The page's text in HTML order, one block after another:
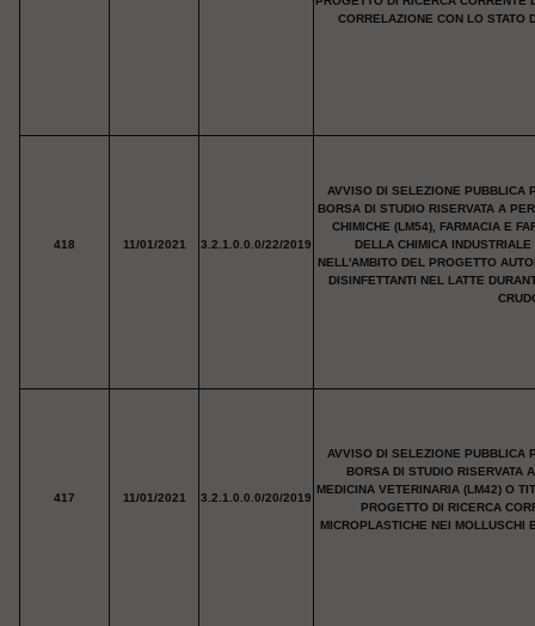
CORRELAZIONE CON LO STATO
418 11/01/2021 3.2.1.0.0.0/22/2019
AVVISO DI SELEZIONE PUBBLICA
BORSA DI STUDIO RISERVATA A
CHIMICHE (LM54), FARMACIA E
DELLA CHIMICA
NELL'AMBITO DEL PROGETTO
DISINFETTANTI NEL LATTE
417 11/01/2021 3.2.1.0.0.0/20/2019
AVVISO DI SELEZIONE PUBBLICA
BORSA DI STUDIO RISERVATA
MEDICINA VETERINARIA (LM42) O
PROGETTO DI RICERCA
MICROPLASTICHE NEI MOLLUSCHI